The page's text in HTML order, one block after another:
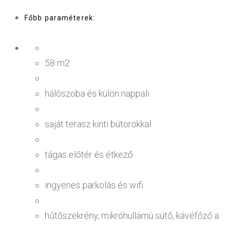
Főbb paraméterek:
58 m2
hálószoba és külön nappali
saját terasz kinti bútorokkal
tágas előtér és étkező
ingyenes parkolás és wifi
hűtőszekrény, mikróhullámú sütő, kávéfőző a